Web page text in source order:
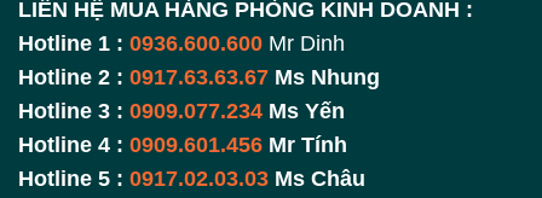
LIÊN HỆ MUA HÀNG PHÒNG KINH DOANH :
Hotline 1 : 0936.600.600 Mr Dinh
Hotline 2 : 0917.63.63.67 Ms Nhung
Hotline 3 : 0909.077.234 Ms Yến
Hotline 4 : 0909.601.456 Mr Tính
Hotline 5 : 0917.02.03.03 Ms Châu